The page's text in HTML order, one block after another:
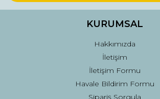
Ürün fiyatı diğer sitelerden daha pahalı.
KURUMSAL
Hakkımızda
İletişim
İletişim Formu
Havale Bildirim Formu
Sipariş Sorgula